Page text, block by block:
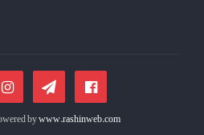
bywww.rashinweb.com